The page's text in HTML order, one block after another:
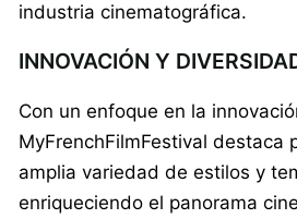
industria cinematográfica.
INNOVACIÓN Y
Con un enfoque en la
MyFrenchFilmFestival destaca
amplia variedad de estilos y
enriqueciendo el panorama